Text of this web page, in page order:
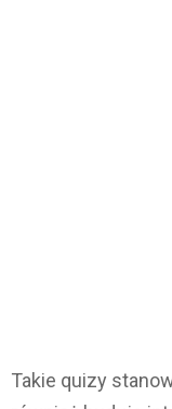
Takie quizy